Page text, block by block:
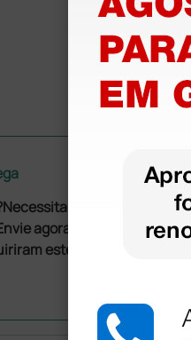
de mais
agora a sua questão aos
este produto.